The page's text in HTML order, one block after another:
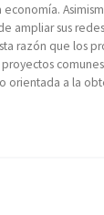
ampliar sus
razón que los
orientada a la